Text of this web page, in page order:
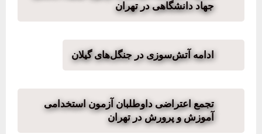
جهاد دانشگاهی در تهران
ادامه آتش‌سوزی در جنگل‌های گیلان
تجمع اعتراضی داوطلبان آزمون استخدامی
آموزش و پرورش در تهران